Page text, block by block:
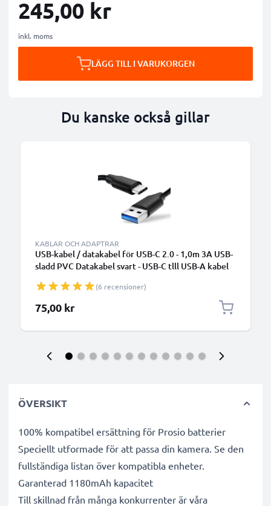
245,00 kr
inkl. moms
LÄGG TILL I VARUKORGEN
Du kanske också gillar
KABLAR OCH ADAPTRAR
USB-kabel / datakabel för USB-C 2.0 - 1,0m 3A USB-
sladd PVC Datakabel svart - USB-C tlll USB-A kabel
(6 recensioner)
75,00 kr
ÖVERSIKT
100% kompatibel ersättning för Prosio batterier
Speciellt utformade för att passa din kamera. Se den
fullständiga listan över kompatibla enheter.
Garanterad 1180mAh kapacitet
Till skillnad från många konkurrenter är våra